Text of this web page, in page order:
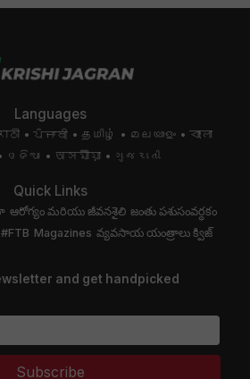
Languages
ਪੰਜਾਬੀ தமிழ் മലയാളം
বাংলা
ଓଡିଆ অসমীয়া ગુજરાતી
Quick Links
ఆరోగ్యం మరియు జీవనశైలి జంతు పశుసంవర్ధకం
#FTB Magazines వ్యవసాయ యంత్రాలు క్విజ్
and get handpicked
Subscribe